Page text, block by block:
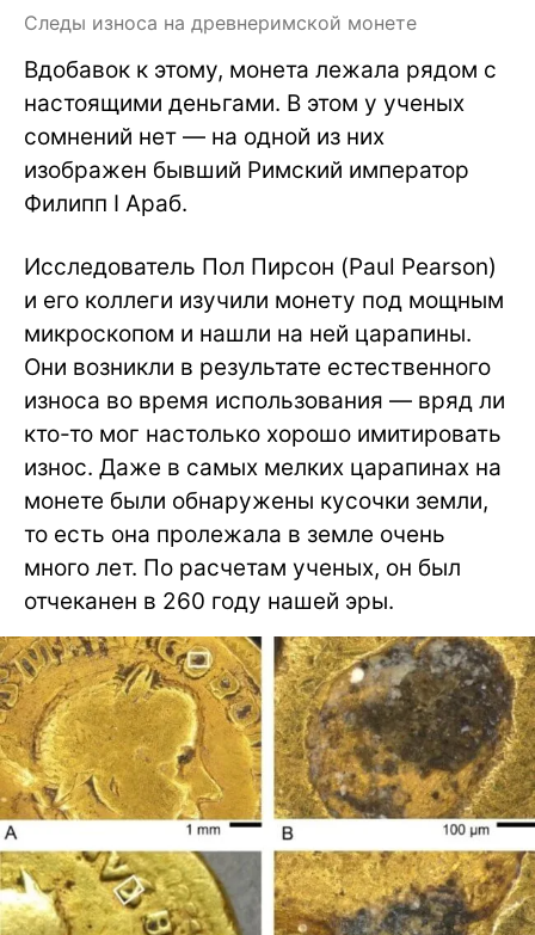
Следы износа на древнеримской монете
Вдобавок к этому, монета лежала рядом с
настоящими деньгами. В этом у ученых
сомнений нет — на одной из них
изображен бывший Римский император
Филипп I Араб.
Исследователь Пол Пирсон (Paul Pearson)
и его коллеги изучили монету под мощным
микроскопом и нашли на ней царапины.
Они возникли в результате естественного
износа во время использования — вряд ли
кто-то мог настолько хорошо имитировать
износ. Даже в самых мелких царапинах на
монете были обнаружены кусочки земли,
то есть она пролежала в земле очень
много лет. По расчетам ученых, он был
отчеканен в 260 году нашей эры.